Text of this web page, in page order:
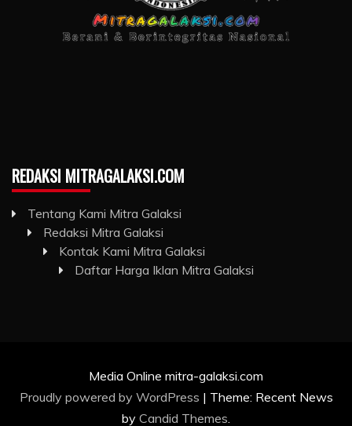
REDAKSI MITRAGALAKSI.COM
Tentang Kami Mitra Galaksi
Redaksi Mitra Galaksi
Kontak Kami Mitra Galaksi
Daftar Harga Iklan Mitra Galaksi
Media Online mitra-galaksi.com
Proudly powered by WordPress | Theme: Recent News
by Candid Themes